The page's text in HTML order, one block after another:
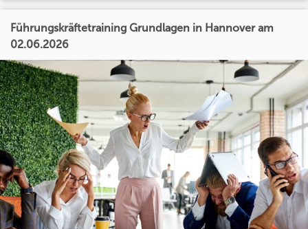
Führungskräftetraining Grundlagen in Hannover am
02.06.2026